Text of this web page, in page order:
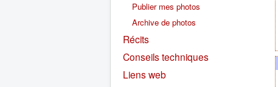
Publier mes photos
Archive de photos
Récits
Conseils techniques
Liens web